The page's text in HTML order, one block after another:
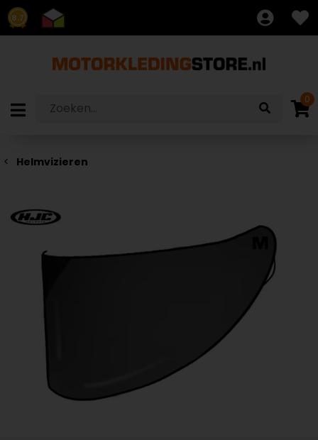
8.7
0
Helmvizieren